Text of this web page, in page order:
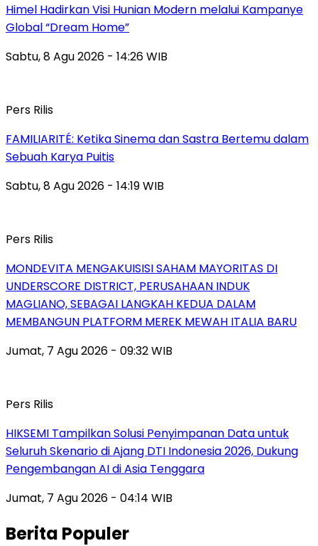
Himel Hadirkan Visi Hunian Modern melalui Kampanye
Global “Dream Home”
Sabtu, 8 Agu 2026 - 14:26 WIB
Pers Rilis
FAMILIARITÉ: Ketika Sinema dan Sastra Bertemu dalam
Sebuah Karya Puitis
Sabtu, 8 Agu 2026 - 14:19 WIB
Pers Rilis
MONDEVITA MENGAKUISISI SAHAM MAYORITAS DI
UNDERSCORE DISTRICT, PERUSAHAAN INDUK
MAGLIANO, SEBAGAI LANGKAH KEDUA DALAM
MEMBANGUN PLATFORM MEREK MEWAH ITALIA BARU
Jumat, 7 Agu 2026 - 09:32 WIB
Pers Rilis
HIKSEMI Tampilkan Solusi Penyimpanan Data untuk
Seluruh Skenario di Ajang DTI Indonesia 2026, Dukung
Pengembangan AI di Asia Tenggara
Jumat, 7 Agu 2026 - 04:14 WIB
Berita Populer